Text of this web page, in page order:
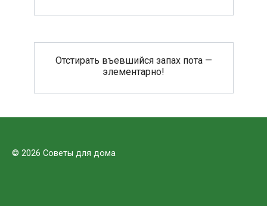
Отстирать въевшийся запах пота —
элементарно!
© 2026 Советы для дома